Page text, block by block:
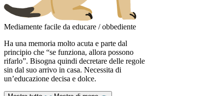
Mediamente facile da educare / obbediente
Ha una memoria molto acuta e parte dal
principio che “se funziona, allora possono
rifarlo”. Bisogna quindi decretare delle regole
sin dal suo arrivo in casa. Necessita di
un’educazione decisa e dolce.